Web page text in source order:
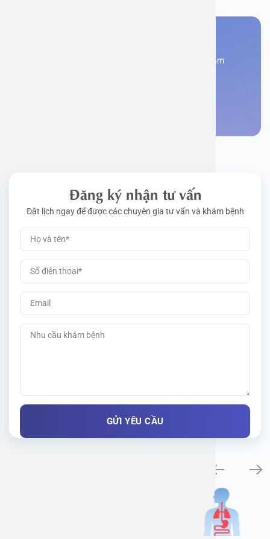
Đăng kí ngay để được các chuyên gia tư vấn và khám
Đăng ký nhận tư vấn
Đặt lịch ngay để được các chuyên gia tư vấn và khám bệnh